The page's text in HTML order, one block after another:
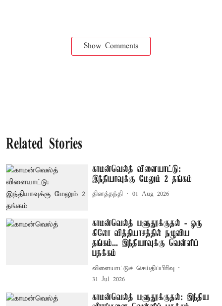
Show Comments
Related Stories
காமன்வெல்த் விளையாட்டு:
இந்தியாவுக்கு மேலும் 2 தங்கம்
தினத்தந்தி 01 Aug 2026
காமன்வெல்த் பளுதூக்குதல் - ஒரு
கிலோ வித்தியாசத்தில் நழுவிய
தங்கம்... இந்தியாவுக்கு வெள்ளிப்
பதக்கம்
விளையாட்டுச் செய்திப்பிரிவு
31 Jul 2026
காமன்வெல்த் பளுதூக்குதல்: இந்திய